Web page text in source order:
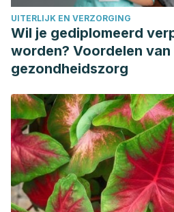
UITERLIJK EN VERZORGING
Wil je gediplomeerd
worden? Voordelen van
gezondheidszorg